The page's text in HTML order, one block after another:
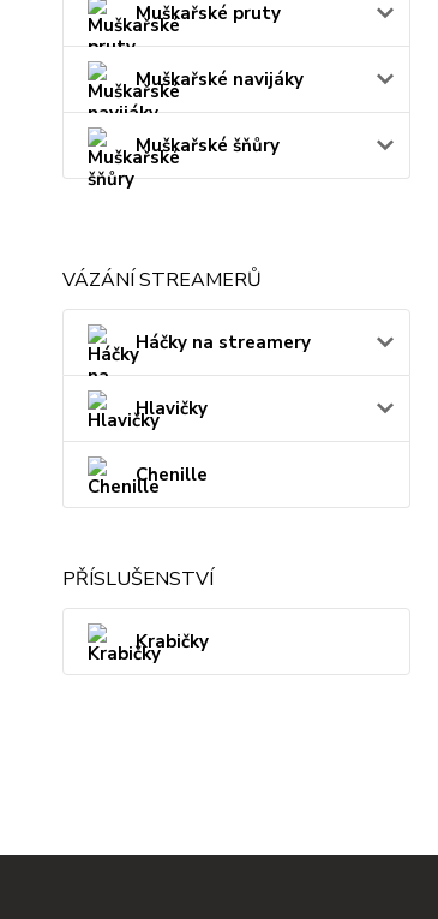
Muškařské pruty
Muškařské navijáky
Muškařské šňůry
VÁZÁNÍ STREAMERŮ
Háčky na streamery
Hlavičky
Chenille
PŘÍSLUŠENSTVÍ
Krabičky